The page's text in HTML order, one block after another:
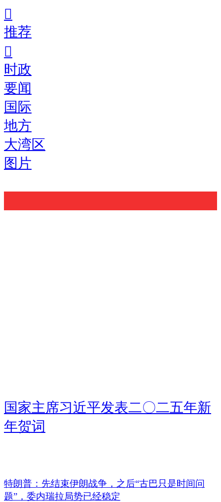
推荐
时政
要闻
国际
地方
大湾区
图片
国家主席习近平发表二〇二五年新
年贺词
特朗普：先结束伊朗战争，之后“古巴只是时间问
题”，委内瑞拉局势已经稳定